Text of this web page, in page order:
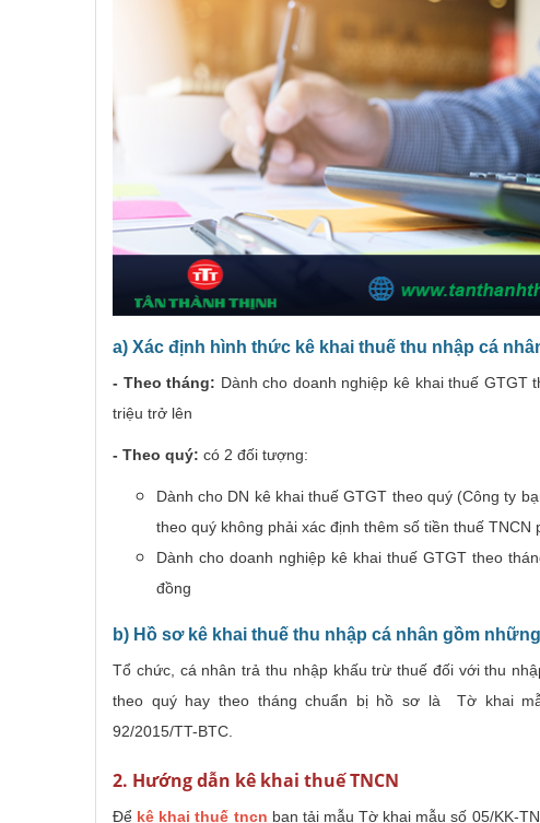
a) Xác định hình thức kê khai thuế thu nhập cá
- Theo tháng: Dành cho doanh nghiệp kê khai thuế
triệu trở lên
- Theo quý: có 2 đối tượng:
Dành cho DN kê khai thuế GTGT theo quý (Công ty
theo quý không phải xác định thêm số tiền thuế
Dành cho doanh nghiệp kê khai thuế GTGT theo
đồng
b) Hồ sơ kê khai thuế thu nhập cá nhân gồm
Tổ chức, cá nhân trả thu nhập khấu trừ thuế đối với thu
theo quý hay theo tháng chuẩn bị hồ sơ là Tờ khai
92/2015/TT-BTC.
2. Hướng dẫn kê khai thuế TNCN
Để kê khai thuế tncn bạn tải mẫu Tờ khai mẫu số 05/KK-